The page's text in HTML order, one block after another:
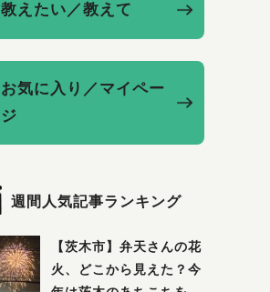
教えたい／教えて
お気に入り／マイペー
ジ
週間人気記事ランキング
【茨木市】弁天さんの花
火、どこから見えた？今